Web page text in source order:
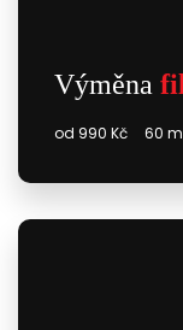
Výměna
od 990 Kč 60